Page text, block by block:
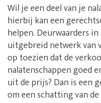
Wil je een deel van je
hierbij kan een
helpen. Deurwaarders
uitgebreid netwerk van
op toezien dat de
nalatenschappen goed
uit de prijs? Dan is een
om een schatting van